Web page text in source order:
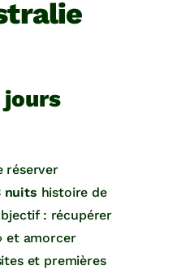
jours
réserver
nuits histoire de
: récupérer
et amorcer
et premières